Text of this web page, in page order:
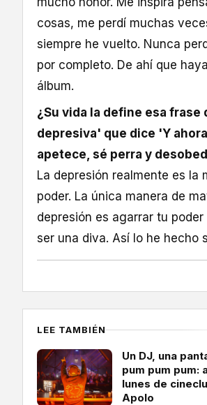
cosas, me perdí muchas
siempre he vuelto. Nunca
por completo. De ahí que
álbum.
¿Su vida la define esa frase
depresiva' que dice 'Y
apetece, sé perra y
La depresión realmente es la
poder. La única manera de
depresión es agarrar tu
ser una diva. Así lo he hecho
LEE TAMBIÉN
Un DJ, una
pum pum pum:
lunes de
Apolo